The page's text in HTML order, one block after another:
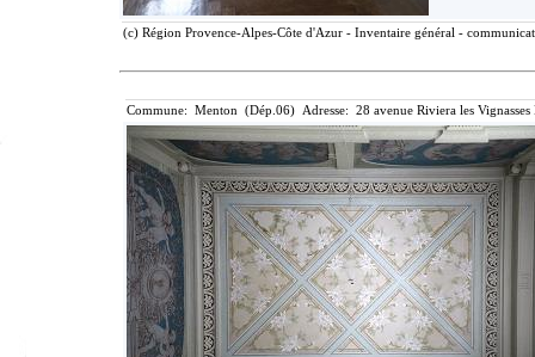
(c) Région Provence-Alpes-Côte d'Azur - Inventaire général -
Commune: Menton (Dép.06) Adresse: 28 avenue Riviera les